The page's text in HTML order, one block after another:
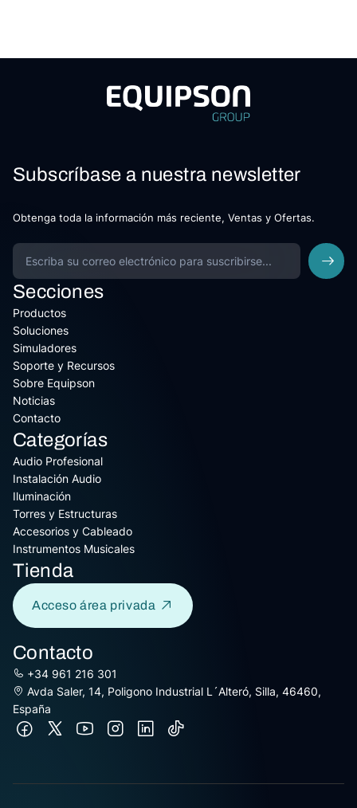
Subscríbase a nuestra newsletter
Obtenga toda la información más reciente, Ventas y Ofertas.
Secciones
Productos
Soluciones
Simuladores
Soporte y Recursos
Sobre Equipson
Noticias
Contacto
Categorías
Audio Profesional
Instalación Audio
Iluminación
Torres y Estructuras
Accesorios y Cableado
Instrumentos Musicales
Tienda
Acceso área privada
Contacto
+34 961 216 301
Avda Saler, 14, Poligono Industrial L´Alteró, Silla, 46460,
España